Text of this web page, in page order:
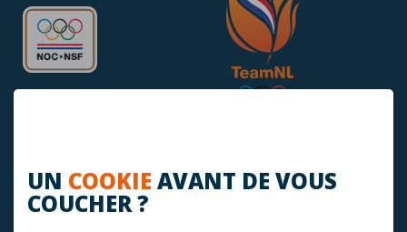
UN COOKIE AVANT DE VOUS
COUCHER ?
AVEZ-VOUS DES QUESTIONS?